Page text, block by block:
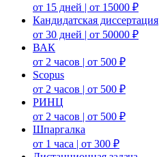
от 15 дней | от 15000 ₽
Кандидатская диссертация
от 30 дней | от 50000 ₽
ВАК
от 2 часов | от 500 ₽
Scopus
от 2 часов | от 500 ₽
РИНЦ
от 2 часов | от 500 ₽
Шпаргалка
от 1 часа | от 300 ₽